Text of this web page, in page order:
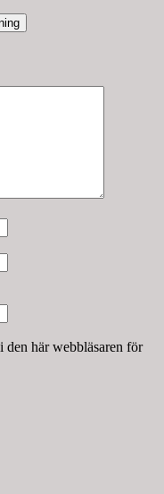
den här webbläsaren för